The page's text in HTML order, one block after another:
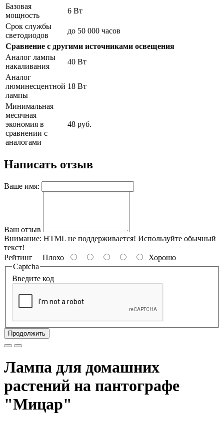
Базовая
мощность
6 Вт
Срок службы
светодиодов
до 50 000 часов
Сравнение с другими источниками освещения
Аналог лампы
накаливания
40 Вт
Аналог
люминесцентной
лампы
18 Вт
Минимальная
месячная
экономия в
сравнении с
аналогами
48 руб.
Написать отзыв
Ваше имя:
Ваш отзыв
Внимание: HTML не поддерживается! Используйте обычный
текст!
Рейтинг Плохо
Хорошо
Captcha
Введите код
Продолжить
Лампа для домашних
растений на пантографе
"Мицар"